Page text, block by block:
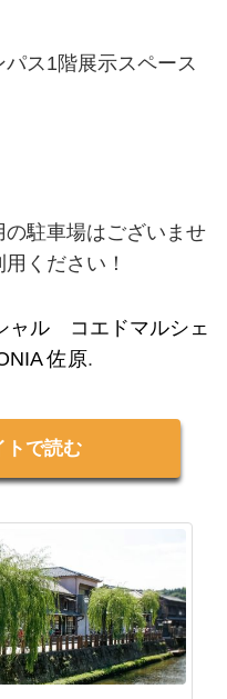
ス1階展示スペース
駐車場はございませ
ください！
ャル コエドマルシェ
佐原.
トで読む